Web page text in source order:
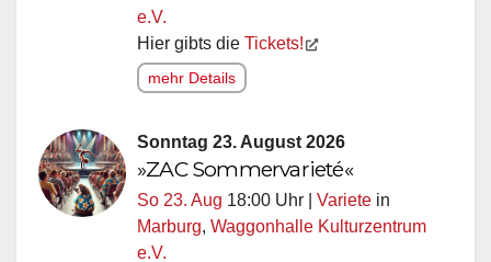
e.V.
Hier gibts die Tickets!
mehr Details
Sonntag 23. August 2026
»ZAC Sommervarieté«
So 23. Aug 18:00 Uhr | Variete in
Marburg, Waggonhalle Kulturzentrum
e.V.